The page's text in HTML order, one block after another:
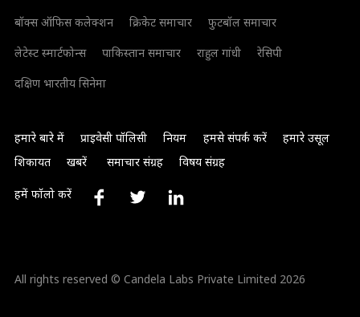
बॉक्स ऑफिस कलेक्शन
क्रिकेट समाचार
फुटबॉल समाचार
लेटेस्ट स्मार्टफोन्स
पाकिस्तान समाचार राहुल गांधी
रेसिपी
दक्षिण भारतीय सिनेमा
हमारे बारे में प्राइवेसी पॉलिसी नियम हमसे संपर्क करें
हमारे उसूल
शिकायत
खबरें समाचार संग्रह विषय संग्रह
हमें फॉलो करें
All rights reserved © Candela Labs Private Limited 2026